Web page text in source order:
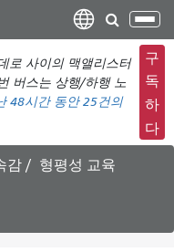
탐
색
메
뉴
전
환
로 사이의 맥앨리스터
버스는 상행/하행 노
48시간 동안25건의
구
독
하
다
감 형평성 교육